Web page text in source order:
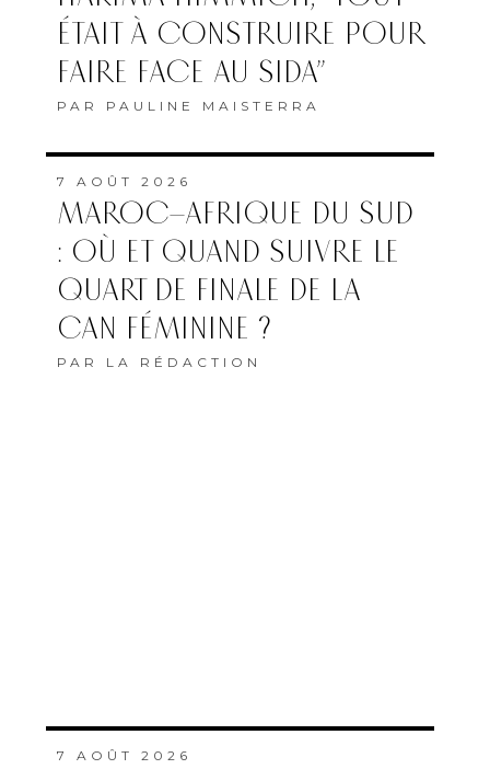
ÉTAIT À CONSTRUIRE POUR
FAIRE FACE AU SIDA”
PAR PAULINE MAISTERRA
7 AOÛT 2026
MAROC–AFRIQUE DU SUD
: OÙ ET QUAND SUIVRE LE
QUART DE FINALE DE LA
CAN FÉMININE ?
PAR LA RÉDACTION
7 AOÛT 2026